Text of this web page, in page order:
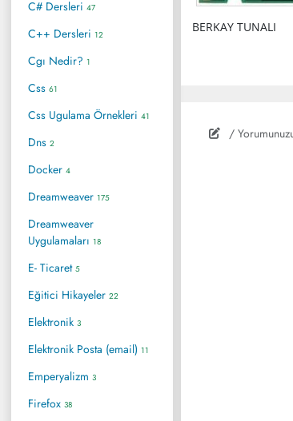
C# Dersleri 47
C++ Dersleri 12
Cgı Nedir? 1
Css 61
Css Ugulama Örnekleri 41
Dns 2
Docker 4
Dreamweaver 175
Dreamweaver
Uygulamaları 18
E- Ticaret 5
Eğitici Hikayeler 22
Elektronik 3
Elektronik Posta (email) 11
Emperyalizm 3
Firefox 38
BERKAY TUNALI
/